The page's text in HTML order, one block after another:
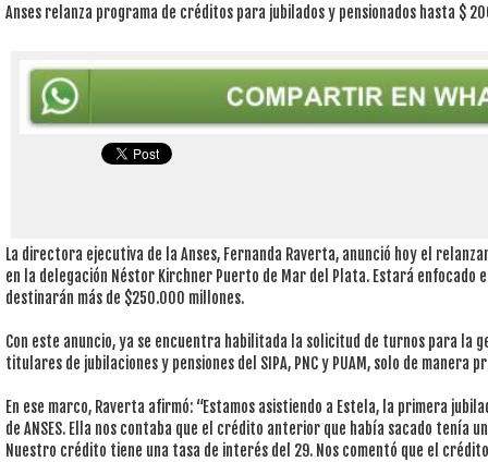
Anses relanza programa de créditos para jubilados y pensionados hasta $
La directora ejecutiva de la Anses, Fernanda Raverta, anunció hoy el
en la delegación Néstor Kirchner Puerto de Mar del Plata. Estará enfocado
destinarán más de $250.000 millones.
Con este anuncio, ya se encuentra habilitada la solicitud de turnos para la
titulares de jubilaciones y pensiones del SIPA, PNC y PUAM, solo de manera
En ese marco, Raverta afirmó: “Estamos asistiendo a Estela, la primera
de ANSES. Ella nos contaba que el crédito anterior que había sacado tenía
Nuestro crédito tiene una tasa de interés del 29. Nos comentó que el